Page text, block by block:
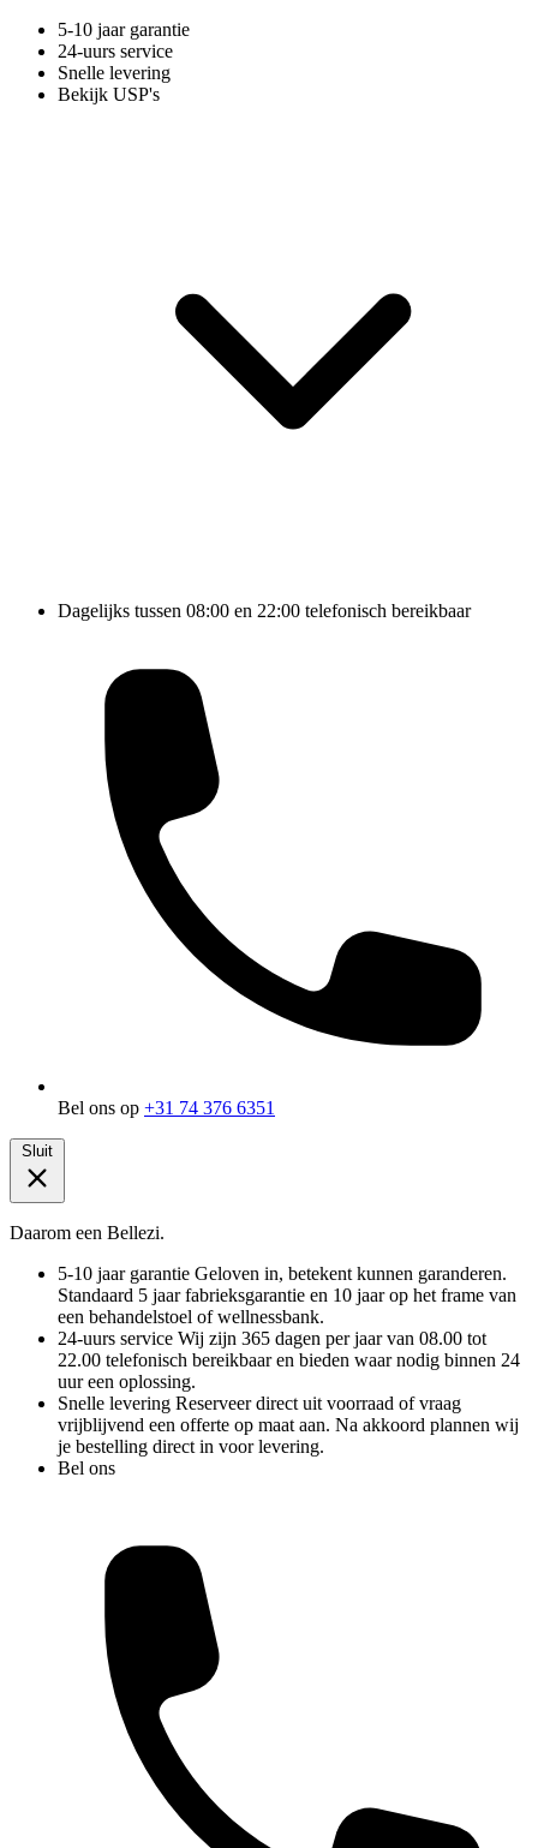
5-10 jaar garantie
24-uurs service
Snelle levering
Bekijk USP's
Dagelijks tussen 08:00 en 22:00 telefonisch bereikbaar
Bel ons op +31 74 376 6351
Sluit
Daarom een Bellezi.
5-10 jaar garantie Geloven in, betekent kunnen garanderen.
Standaard 5 jaar fabrieksgarantie en 10 jaar op het frame van
een behandelstoel of wellnessbank.
24-uurs service Wij zijn 365 dagen per jaar van 08.00 tot
22.00 telefonisch bereikbaar en bieden waar nodig binnen 24
uur een oplossing.
Snelle levering Reserveer direct uit voorraad of vraag
vrijblijvend een offerte op maat aan. Na akkoord plannen wij
je bestelling direct in voor levering.
Bel ons